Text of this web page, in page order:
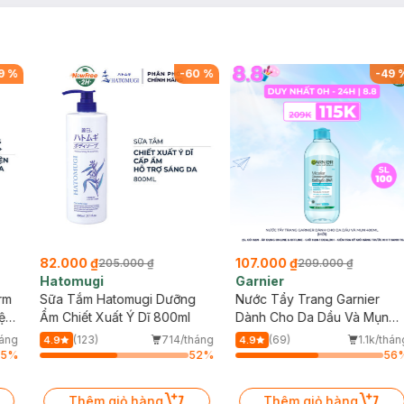
đầy sức sống.
màng hơn.
%
%
-60%
82.000 ₫205.000 ₫
Hatomugi
Sữa Tắm Hatomugi Dưỡng
Ẩm Chiết Xuất Ý Dĩ 800ml
4.9 (123)
714/tháng
52%
Thêm giỏ hàng
-49
107.000 ₫209.000 ₫
Garnier
Nước Tẩy Trang Garnier
Dành Cho Da Dầu Và Mụn
400ml (Mới)
4.9 (69)
1.1k/
56
Thêm giỏ hàng